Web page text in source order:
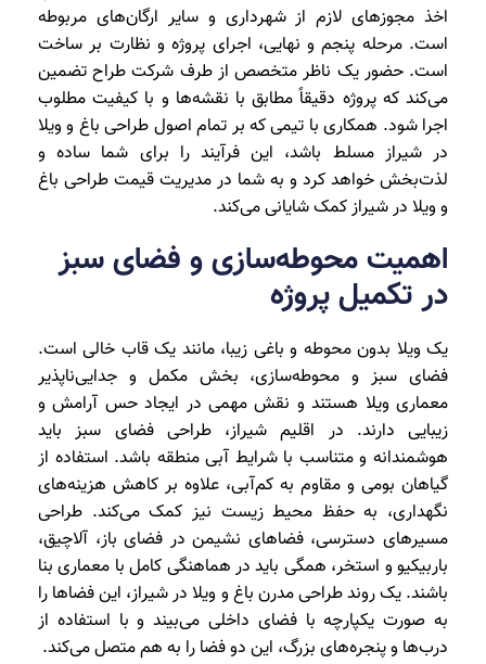
اخذ مجوزهای لازم از شهرداری و سایر ارگان‌های مربوطه
است. مرحله پنجم و نهایی، اجرای پروژه و نظارت بر ساخت
است. حضور یک ناظر متخصص از طرف شرکت طراح تضمین
می‌کند که پروژه دقیقاً مطابق با نقشه‌ها و با کیفیت مطلوب
اجرا شود. همکاری با تیمی که بر تمام اصول طراحی باغ و ویلا
در شیراز مسلط باشد، این فرآیند را برای شما ساده و
لذت‌بخش خواهد کرد و به شما در مدیریت قیمت طراحی باغ
و ویلا در شیراز کمک شایانی می‌کند.
اهمیت محوطه‌سازی و فضای سبز
در تکمیل پروژه
یک ویلا بدون محوطه و باغی زیبا، مانند یک قاب خالی است.
فضای سبز و محوطه‌سازی، بخش مکمل و جدایی‌ناپذیر
معماری ویلا هستند و نقش مهمی در ایجاد حس آرامش و
زیبایی دارند. در اقلیم شیراز، طراحی فضای سبز باید
هوشمندانه و متناسب با شرایط آبی منطقه باشد. استفاده از
گیاهان بومی و مقاوم به کم‌آبی، علاوه بر کاهش هزینه‌های
نگهداری، به حفظ محیط زیست نیز کمک می‌کند. طراحی
مسیرهای دسترسی، فضاهای نشیمن در فضای باز، آلاچیق،
باربیکیو و استخر، همگی باید در هماهنگی کامل با معماری بنا
باشند. یک روند طراحی مدرن باغ و ویلا در شیراز، این فضاها را
به صورت یکپارچه با فضای داخلی می‌بیند و با استفاده از
درب‌ها و پنجره‌های بزرگ، این دو فضا را به هم متصل می‌کند.